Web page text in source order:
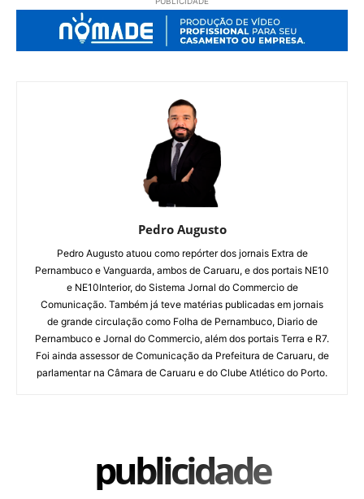
Pedro Augusto
Pedro Augusto atuou como repórter dos jornais Extra de
Pernambuco e Vanguarda, ambos de Caruaru, e dos portais NE10
e NE10Interior, do Sistema Jornal do Commercio de
Comunicação. Também já teve matérias publicadas em jornais
de grande circulação como Folha de Pernambuco, Diario de
Pernambuco e Jornal do Commercio, além dos portais Terra e R7.
Foi ainda assessor de Comunicação da Prefeitura de Caruaru, de
parlamentar na Câmara de Caruaru e do Clube Atlético do Porto.
publicidade